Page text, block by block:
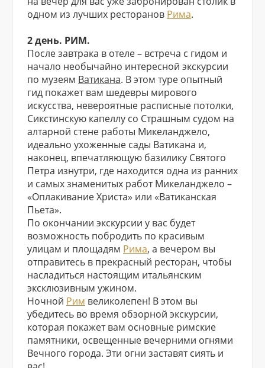
одном из лучших ресторанов Рима.
2 день. РИМ.
После завтрака в отеле – встреча с гидом и
начало необычайно интересной экскурсии
по музеям Ватикана. В этом туре опытный
гид покажет вам шедевры мирового
искусства, невероятные расписные потолки,
Сикстинскую капеллу со Страшным судом на
алтарной стене работы Микеланджело,
идеально ухоженные сады Ватикана и,
наконец, впечатляющую базилику Святого
Петра изнутри, где находится одна из ранних
и самых знаменитых работ Микеланджело –
«Оплакивание Христа» или «Ватиканская
Пьета».
По окончании экскурсии у вас будет
возможность побродить по красивым
улицам и площадям Рима, а вечером вы
отправитесь в прекрасный ресторан, чтобы
насладиться настоящим итальянским
эксклюзивным ужином.
Ночной Рим великолепен! В этом вы
убедитесь во время обзорной экскурсии,
которая покажет вам основные римские
памятники, освещенные вечерними огнями
Вечного города. Эти огни заставят сиять и